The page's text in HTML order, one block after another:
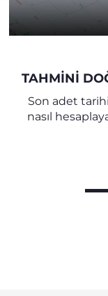
TAHMINI
Son adet
nasıl